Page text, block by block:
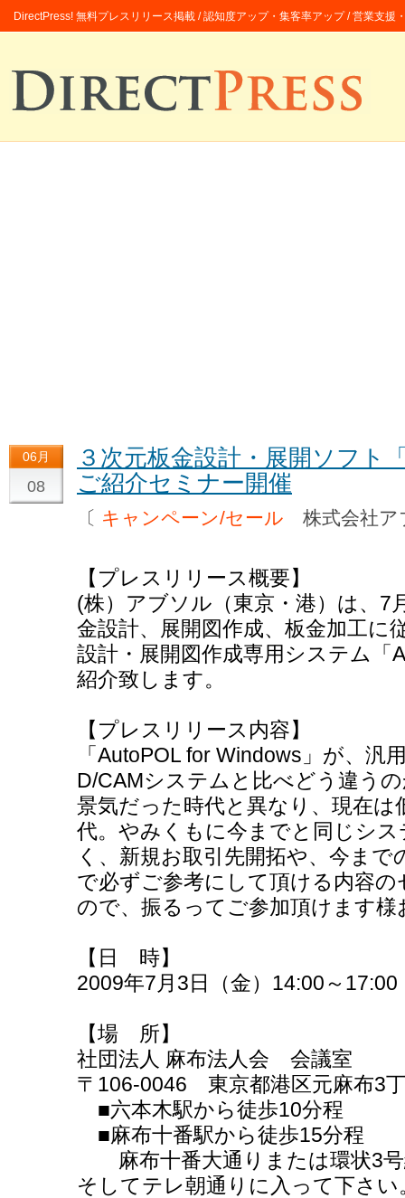
DirectPress! 無料プレスリリース掲載 / 認知度アップ・集客率アップ / 営業支援
06月
08
３次元板金設計・展開ソフト
ご紹介セミナー開催
〔 キャンペーン/セール 株式会社
【プレスリリース概要】
(株）アブソル（東京・港）は、7
金設計、展開図作成、板金加工に
設計・展開図作成専用システム「
紹介致します。
【プレスリリース内容】
「AutoPOL for Windows」が、汎
D/CAMシステムと比べどう違う
景気だった時代と異なり、現在
代。やみくもに今までと同じシ
く、新規お取引先開拓や、今ま
で必ずご参考にして頂ける内容
ので、振るってご参加頂けます
【日 時】
2009年7月3日（金）14:00～17:00
【場 所】
社団法人 麻布法人会 会議室
〒106-0046 東京都港区元麻布3
■六本木駅から徒歩10分程
■麻布十番駅から徒歩15分程
麻布十番大通りまたは環状3号
そしてテレ朝通りに入って下さい